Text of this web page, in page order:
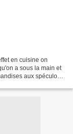
en cuisine on
a sous la main et
aux spéculoos